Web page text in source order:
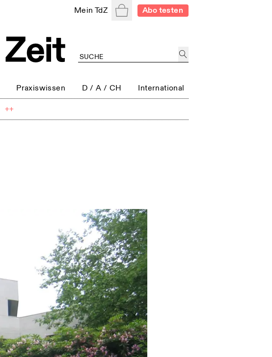
Mein TdZ WarenkorbAbo testen
Praxiswissen D / A / CH International
++